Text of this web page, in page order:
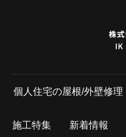
個人住宅の屋根/外壁修理
施工特集 新着情報